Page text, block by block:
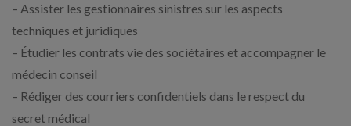
– Assister les gestionnaires sinistres sur les aspects
techniques et juridiques
– Étudier les contrats vie des sociétaires et accompagner le
médecin conseil
– Rédiger des courriers confidentiels dans le respect du
secret médical